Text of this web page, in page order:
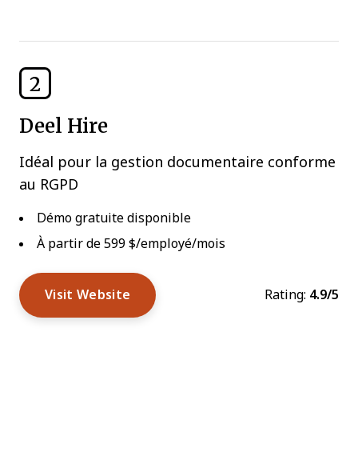
2
Deel Hire
Idéal pour la gestion documentaire conforme
au RGPD
Démo gratuite disponible
À partir de 599 $/employé/mois
Visit Website Rating: 4.9/5